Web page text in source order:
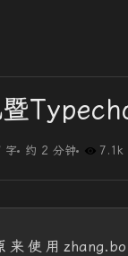
字 约 2 分钟 7.1k
使用